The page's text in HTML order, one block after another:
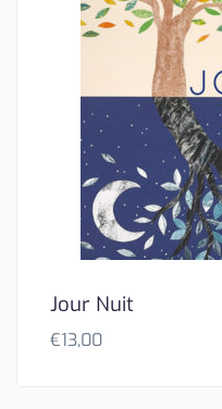
Jour Nuit
€13,00